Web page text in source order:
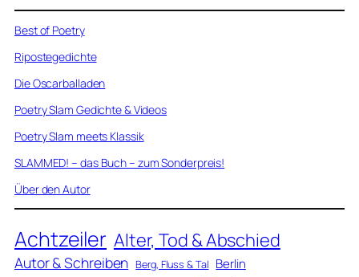
Best of Poetry
Ripostegedichte
Die Oscarballaden
Poetry Slam Gedichte & Videos
Poetry Slam meets Klassik
SLAMMED! – das Buch – zum Sonderpreis!
Über den Autor
Achtzeiler Alter, Tod & Abschied
Autor & Schreiben Berg, Fluss & Tal Berlin